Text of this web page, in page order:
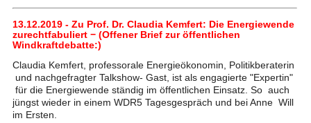
13.12.2019 - Zu Prof. Dr. Claudia Kemfert: Die Energiewende
zurechtfabuliert − (Offener Brief zur öffentlichen
Windkraftdebatte:)
Claudia Kemfert, professorale Energieökonomin, Politikberaterin
und nachgefragter Talkshow- Gast, ist als engagierte "Expertin"
für die Energiewende ständig im öffentlichen Einsatz. So auch
jüngst wieder in einem WDR5 Tagesgespräch und bei Anne Will
im Ersten.